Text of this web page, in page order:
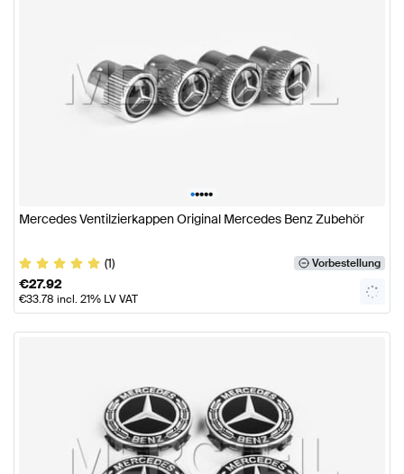
•••••
Mercedes Ventilzierkappen Original Mercedes Benz Zubehör
(1) Vorbestellung
€27.92
€33.78 incl. 21% LV VAT